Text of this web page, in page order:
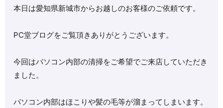
本日は愛知県新城市からお越しのお客様のご依頼です。
PC堂ブログをご覧頂きありがとうございます。
今回はパソコン内部の清掃をご希望でご来店していただき
ました。
パソコン内部はほこりや髪の毛等が溜まってしまいます。